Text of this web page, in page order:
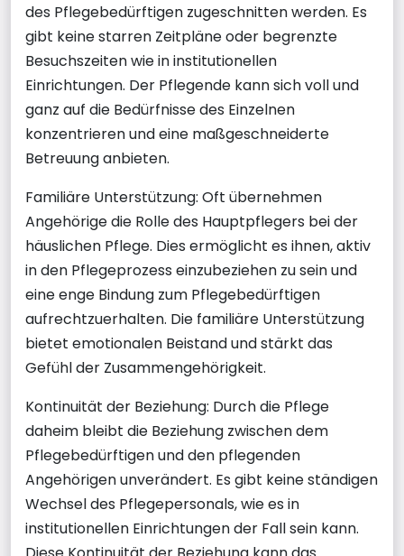
des Pflegebedürftigen zugeschnitten werden. Es
gibt keine starren Zeitpläne oder begrenzte
Besuchszeiten wie in institutionellen
Einrichtungen. Der Pflegende kann sich voll und
ganz auf die Bedürfnisse des Einzelnen
konzentrieren und eine maßgeschneiderte
Betreuung anbieten.
Familiäre Unterstützung: Oft übernehmen
Angehörige die Rolle des Hauptpflegers bei der
häuslichen Pflege. Dies ermöglicht es ihnen, aktiv
in den Pflegeprozess einzubeziehen zu sein und
eine enge Bindung zum Pflegebedürftigen
aufrechtzuerhalten. Die familiäre Unterstützung
bietet emotionalen Beistand und stärkt das
Gefühl der Zusammengehörigkeit.
Kontinuität der Beziehung: Durch die Pflege
daheim bleibt die Beziehung zwischen dem
Pflegebedürftigen und den pflegenden
Angehörigen unverändert. Es gibt keine ständigen
Wechsel des Pflegepersonals, wie es in
institutionellen Einrichtungen der Fall sein kann.